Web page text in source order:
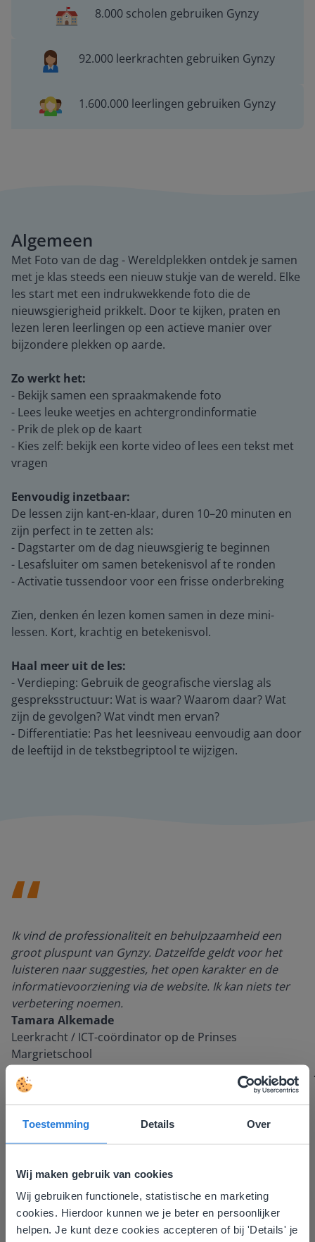
Toestemming Details Over
Wij maken gebruik van cookies
Wij gebruiken functionele, statistische en marketing
cookies. Hierdoor kunnen we je beter en persoonlijker
helpen. Je kunt deze cookies accepteren of bij 'Details' je
8.000 scholen gebruiken Gynzy
92.000 leerkrachten gebruiken Gynzy
1.600.000 leerlingen gebruiken Gynzy
Algemeen
Met Foto van de dag - Wereldplekken ontdek je samen
met je klas steeds een nieuw stukje van de wereld. Elke
les start met een indrukwekkende foto die de
nieuwsgierigheid prikkelt. Door te kijken, praten en
lezen leren leerlingen op een actieve manier over
bijzondere plekken op aarde.
Zo werkt het:
- Bekijk samen een spraakmakende foto
- Lees leuke weetjes en achtergrondinformatie
- Prik de plek op de kaart
- Kies zelf: bekijk een korte video of lees een tekst met
vragen
Eenvoudig inzetbaar:
De lessen zijn kant-en-klaar, duren 10–20 minuten en
zijn perfect in te zetten als:
- Dagstarter om de dag nieuwsgierig te beginnen
- Lesafsluiter om samen betekenisvol af te ronden
- Activatie tussendoor voor een frisse onderbreking
Zien, denken én lezen komen samen in deze mini-
lessen. Kort, krachtig en betekenisvol.
Haal meer uit de les:
- Verdieping: Gebruik de geografische vierslag als
gespreksstructuur: Wat is waar? Waarom daar? Wat
zijn de gevolgen? Wat vindt men ervan?
- Differentiatie: Pas het leesniveau eenvoudig aan door
de leeftijd in de tekstbegriptool te wijzigen.
Ik vind de professionaliteit en behulpzaamheid een
groot pluspunt van Gynzy. Datzelfde geldt voor het
luisteren naar suggesties, het open karakter en de
informatievoorziening via de website. Ik kan niets ter
verbetering noemen.
Tamara Alkemade
Leerkracht / ICT-coördinator op de Prinses
Margrietschool
Ontdek meer!
Deze website komt niet
overeen met je locatie